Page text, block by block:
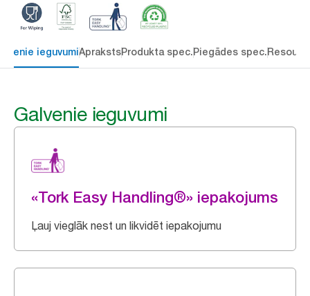
ieguvumiAprakstsProdukta spec.Piegādes spec.
Galvenie ieguvumi
«Tork Easy Handling®» iepakojums
Ļauj vieglāk nest un likvidēt iepakojumu